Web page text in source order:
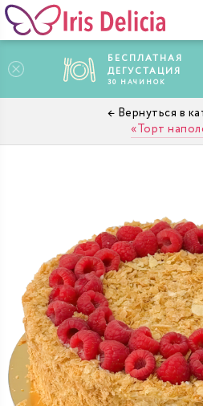
БЕСПЛАТНАЯ
ДЕГУСТАЦИЯ
30 НАЧИНОК
Торт